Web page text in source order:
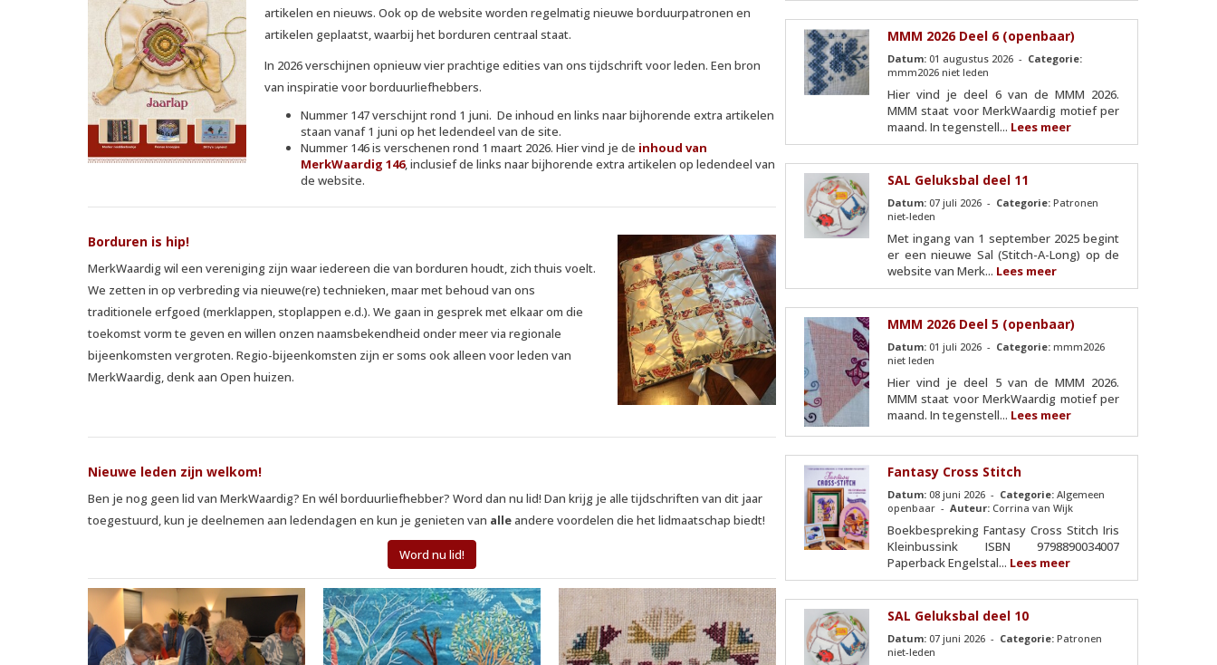
artikelen en nieuws. Ook op de website worden regelmatig nieuwe borduurpatronen en
artikelen geplaatst, waarbij het borduren centraal staat.
In 2026 verschijnen opnieuw vier prachtige edities van ons tijdschrift voor leden. Een bron
van inspiratie voor borduurliefhebbers.
Nummer 147 verschijnt rond 1 juni. De inhoud en links naar bijhorende extra artikelen
staan vanaf 1 juni op het ledendeel van de site.
Nummer 146 is verschenen rond 1 maart 2026. Hier vind je de inhoud van
MerkWaardig 146, inclusief de links naar bijhorende extra artikelen op ledendeel van
de website.
Borduren is hip!
MerkWaardig wil een vereniging zijn waar iedereen die van borduren houdt, zich thuis voelt.
We zetten in op verbreding via nieuwe(re) technieken, maar met behoud van ons
traditionele erfgoed (merklappen, stoplappen e.d.). We gaan in gesprek met elkaar om die
toekomst vorm te geven en willen onzen naamsbekendheid onder meer via regionale
bijeenkomsten vergroten. Regio-bijeenkomsten zijn er soms ook alleen voor leden van
MerkWaardig, denk aan Open huizen.
Nieuwe leden zijn welkom!
Ben je nog geen lid van MerkWaardig? En wél borduurliefhebber? Word dan nu lid! Dan krijg je alle tijdschriften van dit jaar
toegestuurd, kun je deelnemen aan ledendagen en kun je genieten van alleandere voordelen die het lidmaatschap biedt!
Word nu lid!
MMM 2026 Deel 6 (openbaar)
Datum: 01 augustus 2026 - Categorie:
mmm2026 niet leden
Hier vind je deel 6 van de MMM 2026.
MMM staat voor MerkWaardig motief per
maand. In tegenstell... Lees meer
SAL Geluksbal deel 11
Datum: 07 juli 2026 - Categorie: Patronen
niet-leden
Met ingang van 1 september 2025 begint
er een nieuwe Sal (Stitch-A-Long) op de
website van Merk... Lees meer
MMM 2026 Deel 5 (openbaar)
Datum: 01 juli 2026 - Categorie: mmm2026
niet leden
Hier vind je deel 5 van de MMM 2026.
MMM staat voor MerkWaardig motief per
maand. In tegenstell... Lees meer
Fantasy Cross Stitch
Datum: 08 juni 2026 - Categorie: Algemeen
openbaar - Auteur: Corrina van Wijk
Boekbespreking Fantasy Cross Stitch Iris
Kleinbussink ISBN 9798890034007
Paperback Engelstal... Lees meer
SAL Geluksbal deel 10
Datum: 07 juni 2026 - Categorie: Patronen
niet-leden